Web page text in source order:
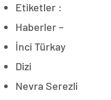
Etiketler :
Haberler –
İnci Türkay
Dizi
Nevra Serezli